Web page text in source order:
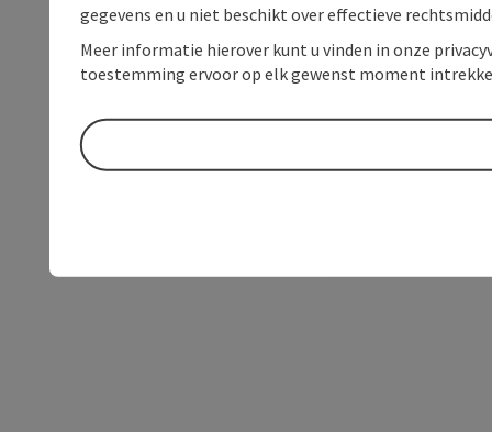
gegevens en u niet beschikt over effectieve
Meer informatie hierover kunt u vinden in onze
toestemming ervoor op elk gewenst moment